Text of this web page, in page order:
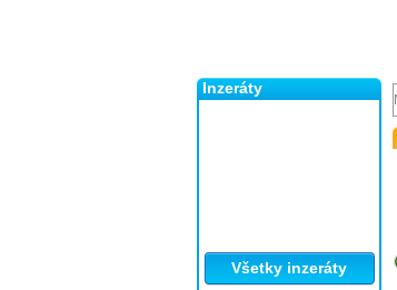
Inzeráty
Všetky inzeráty